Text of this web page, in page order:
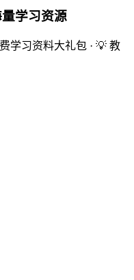
学习资源
学习资料大礼包 · 💡 教